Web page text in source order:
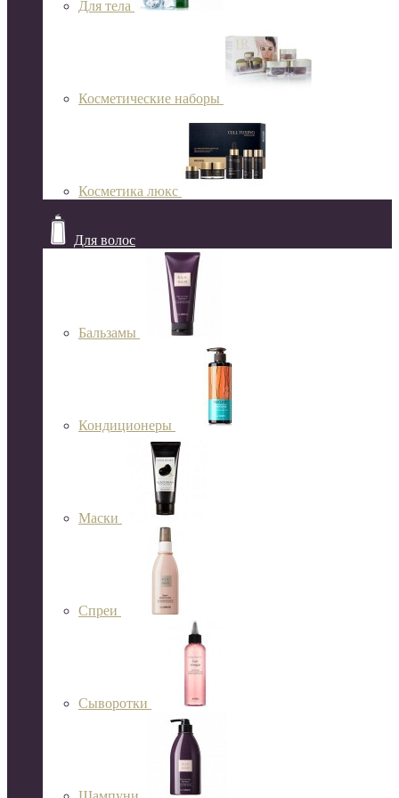
Для тела
Косметические наборы
Косметика люкс
Для волос
Бальзамы
Кондиционеры
Маски
Спреи
Сыворотки